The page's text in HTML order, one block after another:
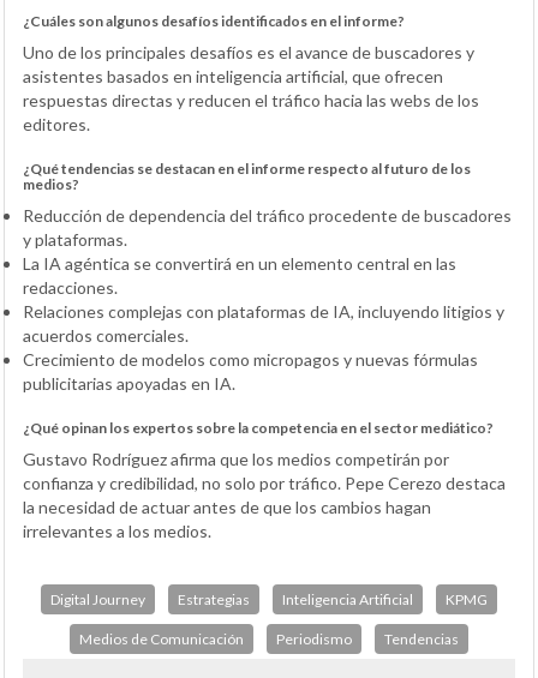
¿Cuáles son algunos desafíos identificados en el informe?
Uno de los principales desafíos es el avance de buscadores y
asistentes basados en inteligencia artificial, que ofrecen
respuestas directas y reducen el tráfico hacia las webs de los
editores.
¿Qué tendencias se destacan en el informe respecto al futuro de los
medios?
Reducción de dependencia del tráfico procedente de buscadores
y plataformas.
La IA agéntica se convertirá en un elemento central en las
redacciones.
Relaciones complejas con plataformas de IA, incluyendo litigios y
acuerdos comerciales.
Crecimiento de modelos como micropagos y nuevas fórmulas
publicitarias apoyadas en IA.
¿Qué opinan los expertos sobre la competencia en el sector mediático?
Gustavo Rodríguez afirma que los medios competirán por
confianza y credibilidad, no solo por tráfico. Pepe Cerezo destaca
la necesidad de actuar antes de que los cambios hagan
irrelevantes a los medios.
Digital Journey Estrategias Inteligencia Artificial KPMG
Medios de Comunicación Periodismo Tendencias